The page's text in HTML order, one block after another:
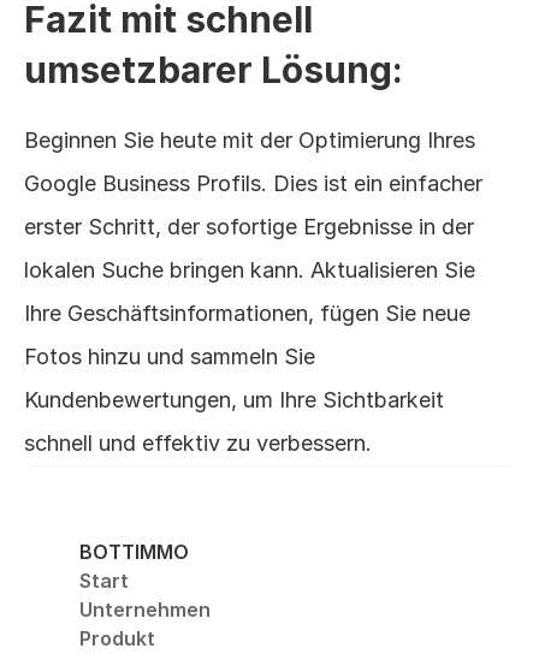
Fazit mit schnell
umsetzbarer Lösung:
Beginnen Sie heute mit der Optimierung Ihres
Google Business Profils. Dies ist ein einfacher
erster Schritt, der sofortige Ergebnisse in der
lokalen Suche bringen kann. Aktualisieren Sie
Ihre Geschäftsinformationen, fügen Sie neue
Fotos hinzu und sammeln Sie
Kundenbewertungen, um Ihre Sichtbarkeit
schnell und effektiv zu verbessern.
BOTTIMMO
Start
Unternehmen
Produkt